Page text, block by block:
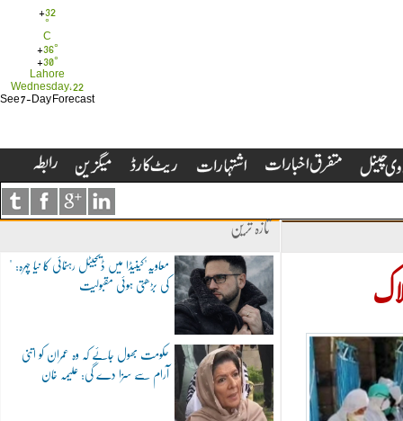
+32
°
C
+36°
+30°
Lahore
Wednesday, 22
See 7-Day Forecast
تازہ ترین
"معاویہ"کینیڈا میں ڈیجیٹل رہنمائی کا نیا چہرہ:
کی بڑھتی ہوئی مقبولیت
حکومت بھول جائے کہ وہ عمران کو اتنی
آرام سے سزا دے گی: علیمہ خان